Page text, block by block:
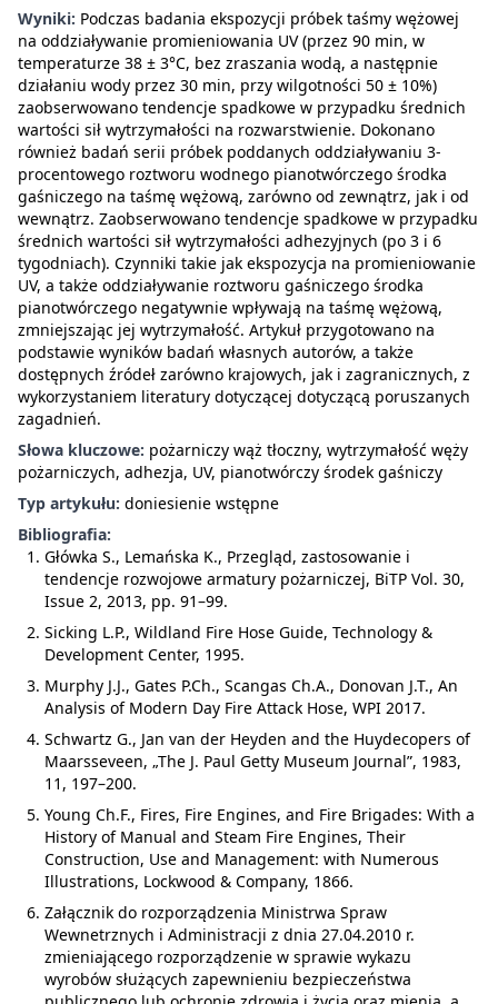
Wyniki: Podczas badania ekspozycji próbek taśmy wężowej
na oddziaływanie promieniowania UV (przez 90 min, w
temperaturze 38 ± 3°C, bez zraszania wodą, a następnie
działaniu wody przez 30 min, przy wilgotności 50 ± 10%)
zaobserwowano tendencje spadkowe w przypadku średnich
wartości sił wytrzymałości na rozwarstwienie. Dokonano
również badań serii próbek poddanych oddziaływaniu 3-
procentowego roztworu wodnego pianotwórczego środka
gaśniczego na taśmę wężową, zarówno od zewnątrz, jak i od
wewnątrz. Zaobserwowano tendencje spadkowe w przypadku
średnich wartości sił wytrzymałości adhezyjnych (po 3 i 6
tygodniach). Czynniki takie jak ekspozycja na promieniowanie
UV, a także oddziaływanie roztworu gaśniczego środka
pianotwórczego negatywnie wpływają na taśmę wężową,
zmniejszając jej wytrzymałość. Artykuł przygotowano na
podstawie wyników badań własnych autorów, a także
dostępnych źródeł zarówno krajowych, jak i zagranicznych, z
wykorzystaniem literatury dotyczącej dotyczącą poruszanych
zagadnień.
Słowa kluczowe: pożarniczy wąż tłoczny, wytrzymałość węży
pożarniczych, adhezja, UV, pianotwórczy środek gaśniczy
Typ artykułu: doniesienie wstępne
Bibliografia:
Główka S., Lemańska K., Przegląd, zastosowanie i
tendencje rozwojowe armatury pożarniczej, BiTP Vol. 30,
Issue 2, 2013, pp. 91–99.
Sicking L.P., Wildland Fire Hose Guide, Technology &
Development Center, 1995.
Murphy J.J., Gates P.Ch., Scangas Ch.A., Donovan J.T., An
Analysis of Modern Day Fire Attack Hose, WPI 2017.
Schwartz G., Jan van der Heyden and the Huydecopers of
Maarsseveen, „The J. Paul Getty Museum Journal”, 1983,
11, 197–200.
Young Ch.F., Fires, Fire Engines, and Fire Brigades: With a
History of Manual and Steam Fire Engines, Their
Construction, Use and Management: with Numerous
Illustrations, Lockwood & Company, 1866.
Załącznik do rozporządzenia Ministrwa Spraw
Wewnetrznych i Administracji z dnia 27.04.2010 r.
zmieniającego rozporządzenie w sprawie wykazu
wyrobów służących zapewnieniu bezpieczeństwa